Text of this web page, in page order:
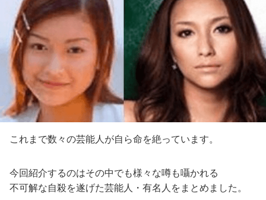
これまで数々の芸能人が自ら命を絶っています。
今回紹介するのはその中でも様々な噂も囁かれる
不可解な自殺を遂げた芸能人・有名人をまとめました。